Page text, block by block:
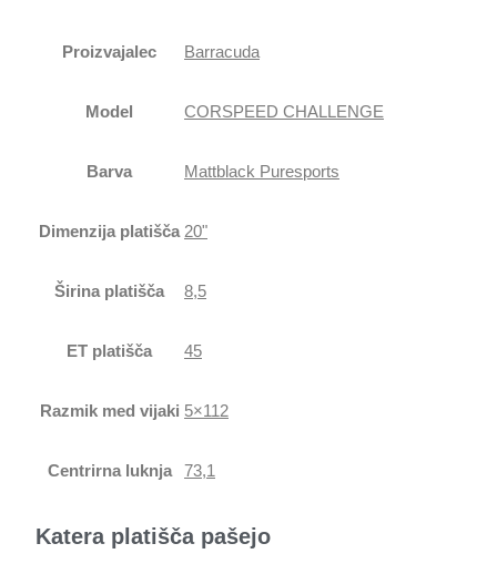
Proizvajalec Barracuda
Model CORSPEED CHALLENGE
Barva Mattblack Puresports
Dimenzija platišča 20"
Širina platišča 8,5
ET platišča 45
Razmik med vijaki 5×112
Centrirna luknja 73,1
Katera platišča pašejo